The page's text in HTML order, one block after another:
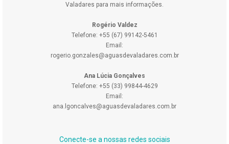
Valadares para mais informações.
Rogério Valdez
Telefone: +55 (67) 99142-5461
Email:
rogerio.gonzales@aguasdevaladares.com.br
Ana Lúcia Gonçalves
Telefone: +55 (33) 99844-4629
Email:
ana.lgoncalves@aguasdevaladares.com.br
Conecte-se a nossas redes sociais